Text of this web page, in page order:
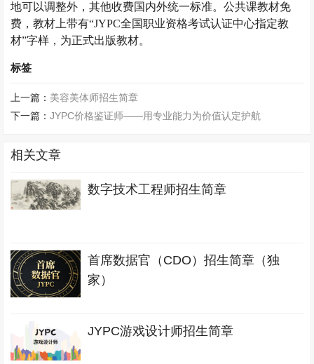
地可以调整外，其他收费国内外统一标准。公共课教材免
费，教材上带有“JYPC全国职业资格考试认证中心指定教
材”字样，为正式出版教材。
标签
上一篇： 美容美体师招生简章
下一篇：JYPC价格鉴证师——用专业能力为价值认定护航
相关文章
数字技术工程师招生简章
首席数据官（CDO）招生简章（独
家）
JYPC游戏设计师招生简章